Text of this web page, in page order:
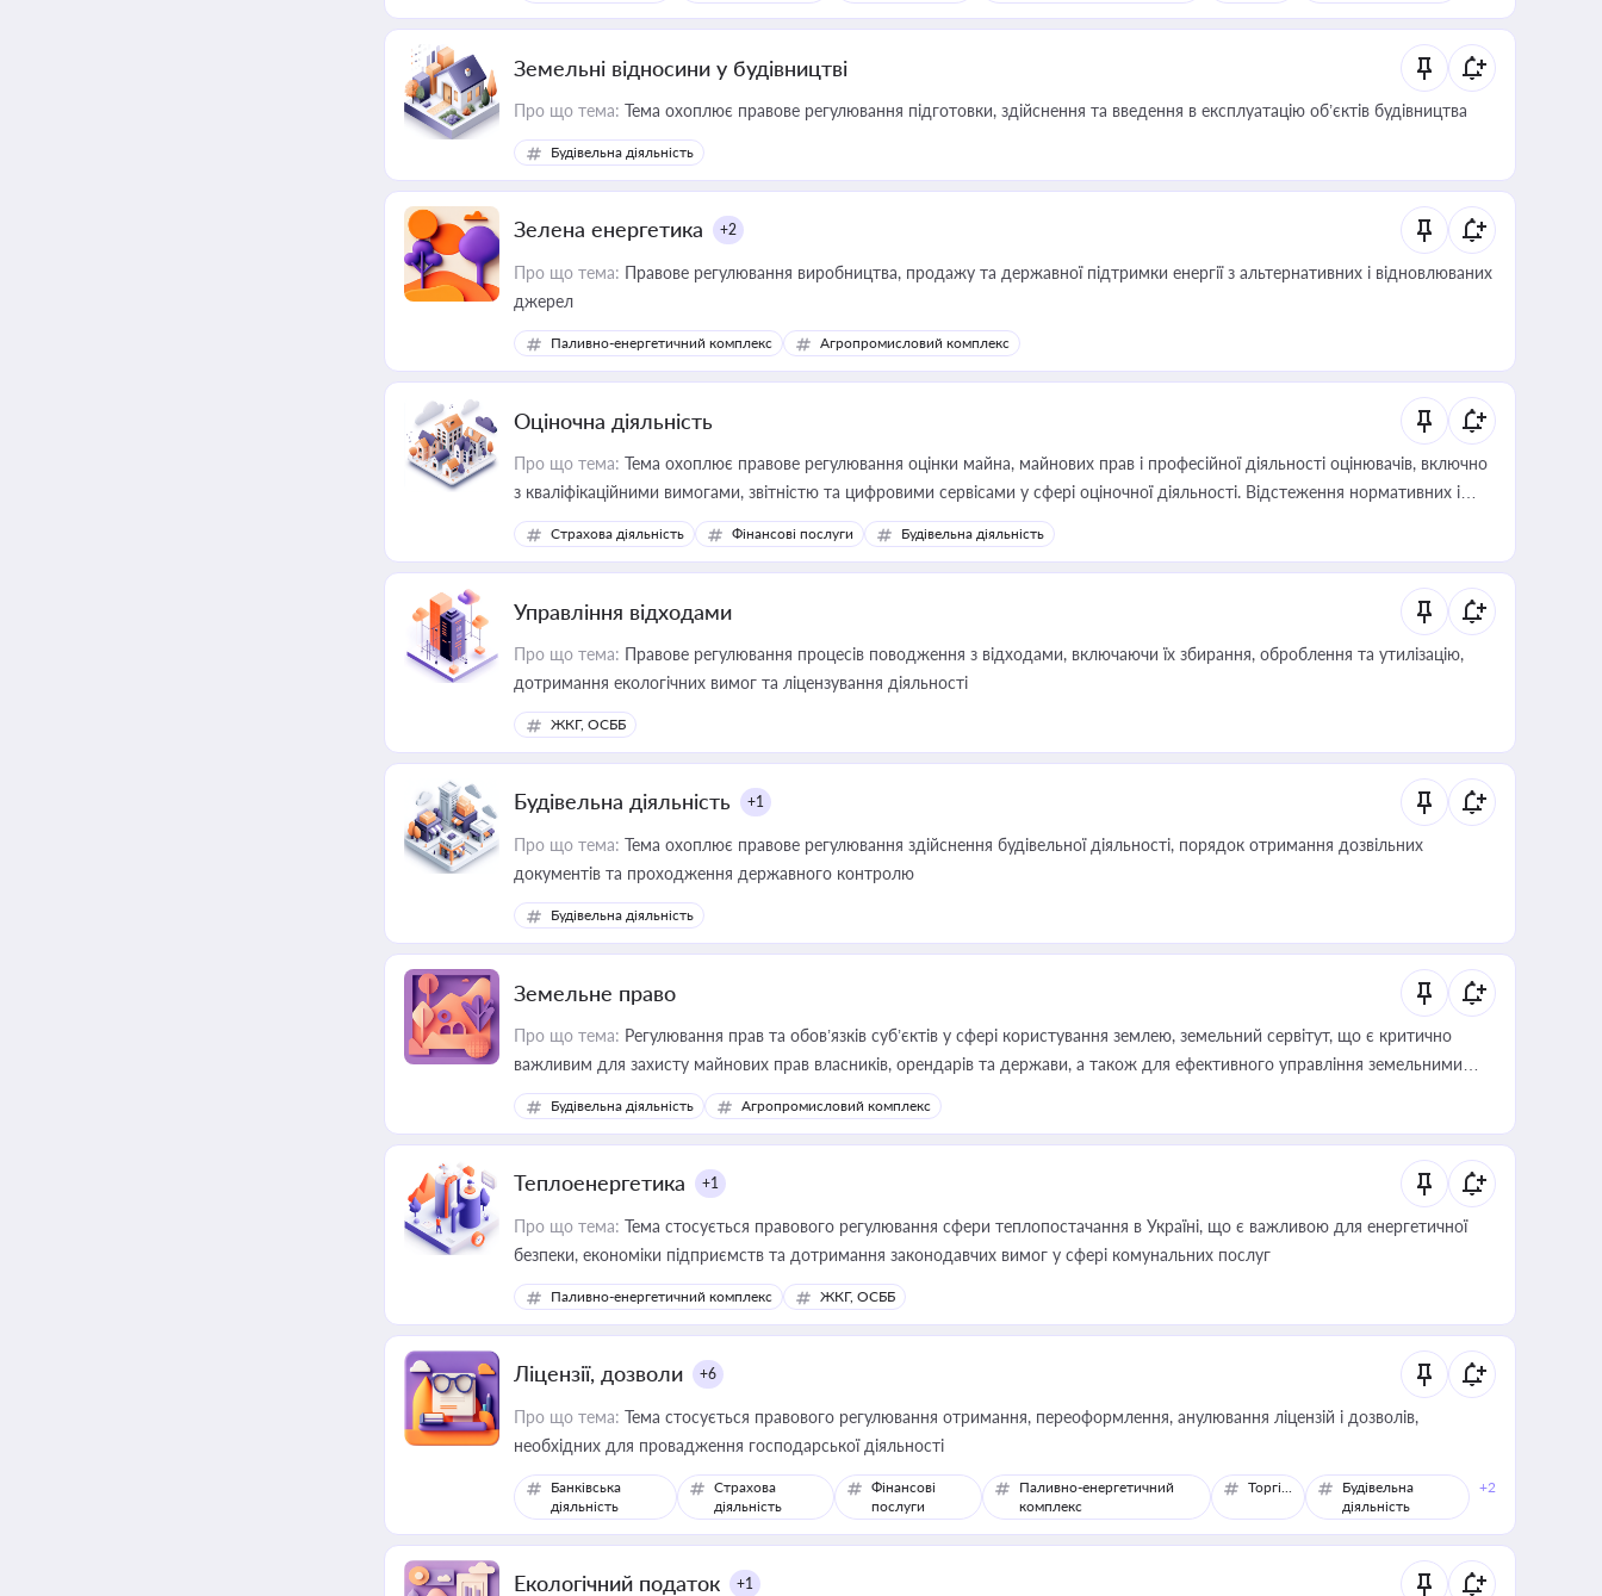
Земельні відносини у будівництві
Про що тема: Тема охоплює правове регулювання підготовки, здійснення та введення в експлуатацію об’єктів будівництва
Будівельна діяльність
Зелена енергетика +2
Про що тема: Правове регулювання виробництва, продажу та державної підтримки енергії з альтернативних і відновлюваних
джерел
Паливно-енергетичний комплекс Агропромисловий комплекс
Оціночна діяльність
Про що тема: Тема охоплює правове регулювання оцінки майна, майнових прав і професійної діяльності оцінювачів, включно
з кваліфікаційними вимогами, звітністю та цифровими сервісами у сфері оціночної діяльності. Відстеження нормативних і
медійних змін у цій сфері корисне для власника бізнесу, керівника, юриста або бухгалтера під час оподаткування,
приватизації, оренди державного майна, корпоративних угод і перевірки статусу суб'єктів оціночної діяльності
Страхова діяльність Фінансові послуги Будівельна діяльність
Управління відходами
Про що тема: Правове регулювання процесів поводження з відходами, включаючи їх збирання, оброблення та утилізацію,
дотримання екологічних вимог та ліцензування діяльності
ЖКГ, ОСББ
Будівельна діяльність +1
Про що тема: Тема охоплює правове регулювання здійснення будівельної діяльності, порядок отримання дозвільних
документів та проходження державного контролю
Будівельна діяльність
Земельне право
Про що тема: Регулювання прав та обов’язків суб’єктів у сфері користування землею, земельний сервітут, що є критично
важливим для захисту майнових прав власників, орендарів та держави, а також для ефективного управління земельними
ресурсами
Будівельна діяльність Агропромисловий комплекс
Теплоенергетика +1
Про що тема: Тема стосується правового регулювання сфери теплопостачання в Україні, що є важливою для енергетичної
безпеки, економіки підприємств та дотримання законодавчих вимог у сфері комунальних послуг
Паливно-енергетичний комплекс ЖКГ, ОСББ
Ліцензії, дозволи +6
Про що тема: Тема стосується правового регулювання отримання, переоформлення, анулювання ліцензій і дозволів,
необхідних для провадження господарської діяльності
Банківська
діяльність
Страхова
діяльність
Фінансові
послуги
Паливно-енергетичний
комплекс
Торгівля
Будівельна
діяльність
+2
Екологічний податок +1